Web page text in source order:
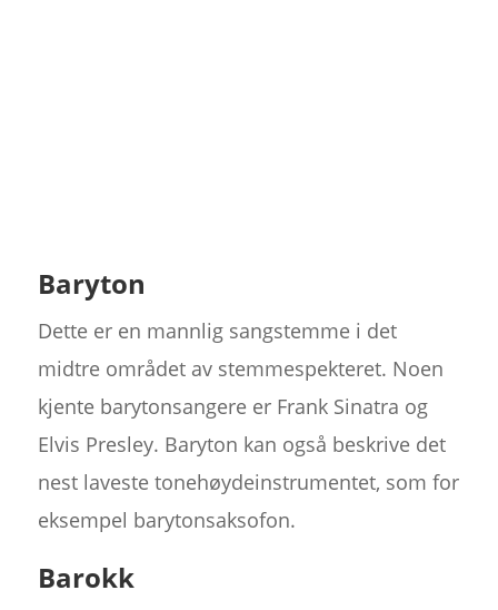
Baryton
Dette er en mannlig sangstemme i det
midtre området av stemmespekteret. Noen
kjente barytonsangere er Frank Sinatra og
Elvis Presley. Baryton kan også beskrive det
nest laveste tonehøydeinstrumentet, som for
eksempel barytonsaksofon.
Barokk